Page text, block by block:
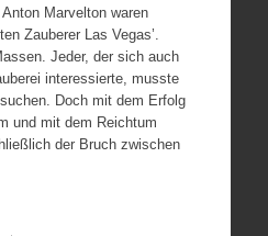
Marvelton waren
Zauberer Las Vegas’.
Jeder, der sich auch
interessierte, musste
Doch mit dem Erfolg
und mit dem Reichtum
der Bruch zwischen